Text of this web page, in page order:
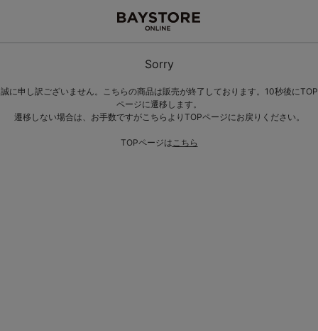
Sorry
誠に申し訳ございません。こちらの商品は販売が終了しております。10秒後にTOP
ページに遷移します。
遷移しない場合は、お手数ですがこちらよりTOPページにお戻りください。
TOPページはこちら